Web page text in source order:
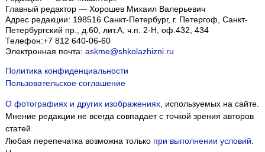
Главный редактор — Хорошев Михаил Валерьевич
Адрес редакции: 198516 Санкт-Петербург, г. Петергоф Санкт-
Петербургский пр., д.60, лит.А, ч.п. 2-Н, оф.432, 434
Телефон:+7 812 640-06-60
Электронная почта: askme@shkolazhizni.ru
Политика конфиденциальности
Пользовательское соглашение
О фотографиях и других изображениях, используемых на сайте.
Мнение редакции не всегда совпадает с точкой зрения авторов
статей.
Любая перепечатка возможна только при выполнении условий